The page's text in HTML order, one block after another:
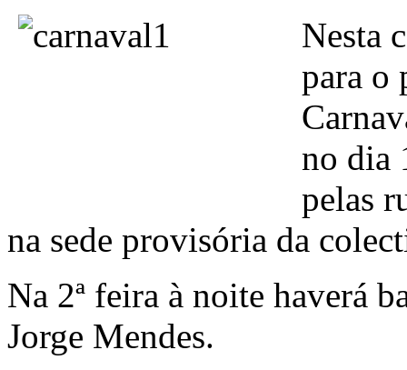
Nesta
para o
no dia
pelas
na sede provisória da
Na 2ª feira à noite haverá
Jorge Mendes.